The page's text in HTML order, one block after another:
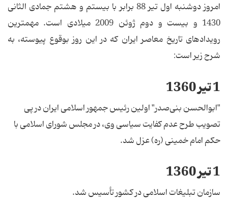
امروز دوشنبه اول تیر 88 برابر با بیستم و هشتم جمادی الثانی
1430 و بیست و دوم ژوئن 2009 میلادی است. مهمترین
رویدادهای تاریخ معاصر ایران که در این روز بوقوع پیوسته، به
شرح زیر است:
1 تیر 1360
"ابوالحسن بنی‌صدر" اولین رئیس جمهور اسلامی ایران در پی
تصویب طرح عدم کفایت سیاسی وی، در مجلس شورای اسلامی با
حکم امام خمینی (ره) عزل شد.
1 تیر 1360
سازمان تبلیغات اسلامی در کشور تأسیس شد.